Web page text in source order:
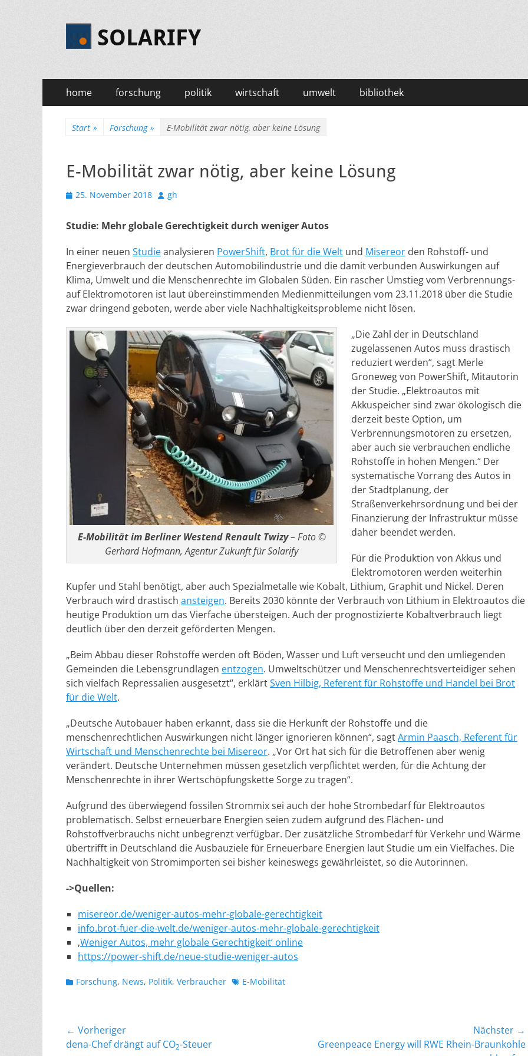
SOLARIFY
Primäres
Menü
Zum
Inhalt
home forschung politik wirtschaft umwelt bibliothek
Start » Forschung » E-Mobilität zwar nötig, aber keine Lösung
E-Mobilität zwar nötig, aber keine Lösung
Veröffentlicht
25. November 2018 Autor
gh
Studie: Mehr globale Gerechtigkeit durch weniger Autos
In einer neuen Studieanalysieren PowerShift, Brot für die Welt und Misereor den Rohstoff- und
Energieverbrauch der deutschen Automobilindustrie und die damit verbunden Auswirkungen auf
Klima, Umwelt und die Menschenrechte im Globalen Süden. Ein rascher Umstieg vom Verbrennungs-
auf Elektromotoren ist laut übereinstimmenden Medienmitteilungen vom 23.11.2018 über die Studie
zwar dringend geboten, werde aber viele Nachhaltigkeitsprobleme nicht lösen.
E-Mobilität im Berliner Westend Renault Twizy– Foto ©
Gerhard Hofmann, Agentur Zukunft für Solarify
„Die Zahl der in Deutschland
zugelassenen Autos muss drastisch
reduziert werden“, sagt Merle
Groneweg von PowerShift, Mitautorin
der Studie. „Elektroautos mit
Akkuspeicher sind zwar ökologisch die
derzeit beste Option, um
Verbrennungsmotoren zu ersetzen,
aber auch sie verbrauchen endliche
Rohstoffe in hohen Mengen.“ Der
systematische Vorrang des Autos in
der Stadtplanung, der
Straßenverkehrsordnung und bei der
Finanzierung der Infrastruktur müsse
daher beendet werden.
Für die Produktion von Akkus und
Elektromotoren werden weiterhin
Kupfer und Stahl benötigt, aber auch Spezialmetalle wie Kobalt, Lithium, Graphit und Nickel. Deren
Verbrauch wird drastisch ansteigen. Bereits 2030 könnte der Verbrauch von Lithium in Elektroautos die
heutige Produktion um das Vierfache übersteigen. Auch der prognostizierte Kobaltverbrauch liegt
deutlich über den derzeit geförderten Mengen.
„Beim Abbau dieser Rohstoffe werden oft Böden, Wasser und Luft verseucht und den umliegenden
Gemeinden die Lebensgrundlagen entzogen. Umweltschützer und Menschenrechtsverteidiger sehen
sich vielfach Repressalien ausgesetzt“, erklärtSven Hilbig, Referent für Rohstoffe und Handel bei Brot
für die Welt.
„Deutsche Autobauer haben erkannt, dass sie die Herkunft der Rohstoffe und die
menschenrechtlichen Auswirkungen nicht länger ignorieren können“, sagtArmin Paasch, Referent für
Wirtschaft und Menschenrechte bei Misereor. „Vor Ort hat sich für die Betroffenen aber wenig
verändert. Deutsche Unternehmen müssen gesetzlich verpflichtet werden, für die Achtung der
Menschenrechte in ihrer Wertschöpfungskette Sorge zu tragen“.
Aufgrund des überwiegend fossilen Strommix sei auch der hohe Strombedarf für Elektroautos
problematisch. Selbst erneuerbare Energien seien zudem aufgrund des Flächen- und
Rohstoffverbrauchs nicht unbegrenzt verfügbar. Der zusätzliche Strombedarf für Verkehr und Wärme
übertrifft in Deutschland die Ausbauziele für Erneuerbare Energien laut Studie um ein Vielfaches. Die
Nachhaltigkeit von Stromimporten sei bisher keineswegs gewährleistet, so die Autorinnen.
->Quellen:
misereor.de/weniger-autos-mehr-globale-gerechtigkeit
info.brot-fuer-die-welt.de/weniger-autos-mehr-globale-gerechtigkeit
‚Weniger Autos, mehr globale Gerechtigkeit‘ online
https://power-shift.de/neue-studie-weniger-autos
Kategorien
Forschung, News, Politik, Verbraucher Schlagworte
E-Mobilität
Beitragsnavigation
← Vorheriger
Vorheriger
dena-Chef drängt auf CO2-Steuer
Nächster →
NächsterGreenpeace Energy will RWE Rhein-Braunkohle